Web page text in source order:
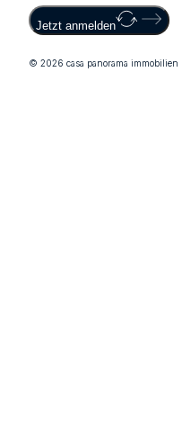
Jetzt anmelden
© 2026 casa panorama immobilien |